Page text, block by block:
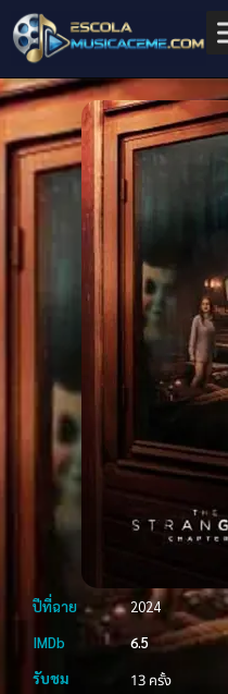
ปีที่ฉาย 2024
IMDb
6.5
รับชม
13 ครั้ง